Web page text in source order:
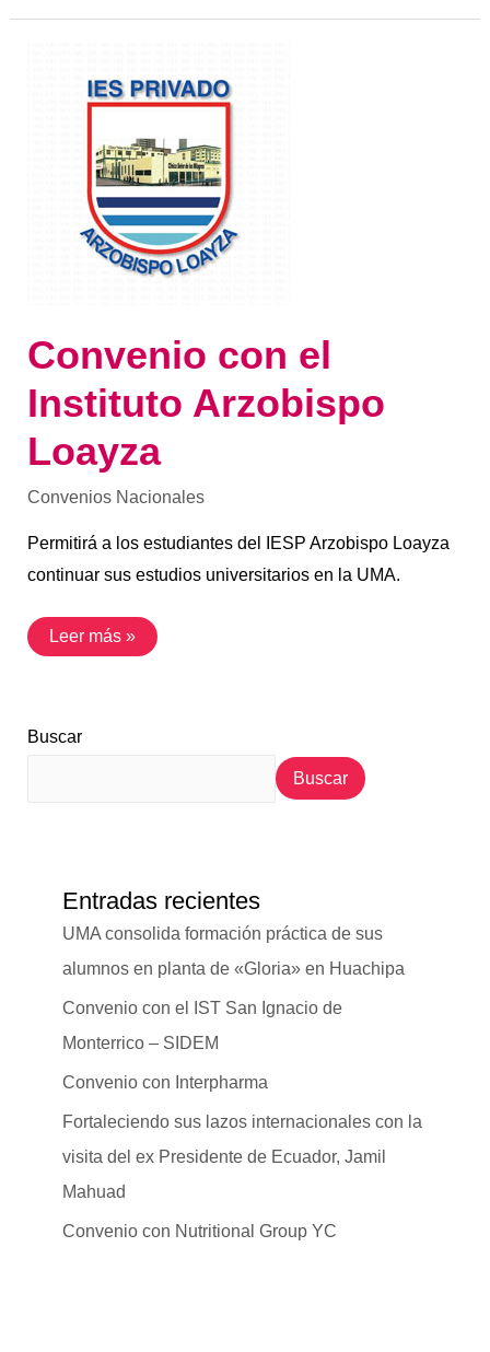
Convenio con el
Instituto Arzobispo
Loayza
Convenios Nacionales
Permitirá a los estudiantes del IESP Arzobispo Loayza
continuar sus estudios universitarios en la UMA.
Instituto
Leer más »
Buscar
Buscar
Entradas recientes
UMA consolida formación práctica de sus
alumnos en planta de «Gloria» en Huachipa
Convenio con el IST San Ignacio de
Monterrico – SIDEM
Convenio con Interpharma
Fortaleciendo sus lazos internacionales con la
visita del ex Presidente de Ecuador, Jamil
Mahuad
Convenio con Nutritional Group YC